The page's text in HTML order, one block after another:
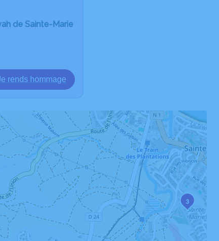
de Sainte-Marie
rends hommage
3